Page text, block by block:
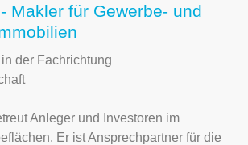
Makler für Gewerbe- und
der Fachrichtung
Anleger und Investoren im
Er ist Ansprechpartner für die